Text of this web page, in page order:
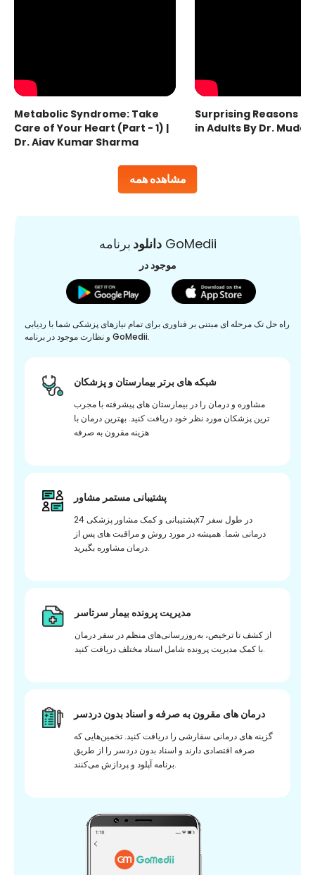
مشاهده همه
Metabolic Syndrome: Take
Care of Your Heart (Part - 1) |
Dr. Ajay Kumar Sharma
Surprising Reasons
in Adults By Dr.
دانلودبرنامه GoMedii
موجود در
راه حل تک مرحله ای مبتنی بر فناوری برای تمام نیازهای پزشکی شما با ردیابی
و نظارت موجود در برنامه GoMedii.
شبکه های برتر بیمارستان و پزشکان
مشاوره و درمان را در بیمارستان های پیشرفته با مجرب
ترین پزشکان مورد نظر خود دریافت کنید. بهترین درمان با
هزینه مقرون به صرفه
پشتیبانی مستمر مشاور
پشتیبانی و کمک مشاور پزشکی 24x7 در طول سفر
درمانی شما. همیشه در مورد روش و مراقبت های پس از
درمان مشاوره بگیرید.
مدیریت پرونده بیمار سرتاسر
از کشف تا ترخیص، به‌روزرسانی‌های منظم در سفر درمان
با کمک مدیریت پرونده شامل اسناد مختلف دریافت کنید.
درمان های مقرون به صرفه و اسناد بدون دردسر
گزینه های درمانی سفارشی را دریافت کنید. تخمین‌هایی که
صرفه اقتصادی دارند و اسناد بدون دردسر را از طریق
برنامه آپلود و پردازش می‌کنند.